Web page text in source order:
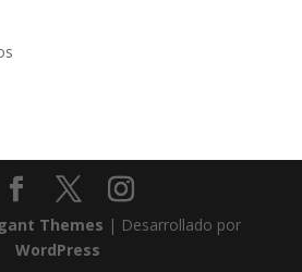
Themes | Desarrollado por
WordPress